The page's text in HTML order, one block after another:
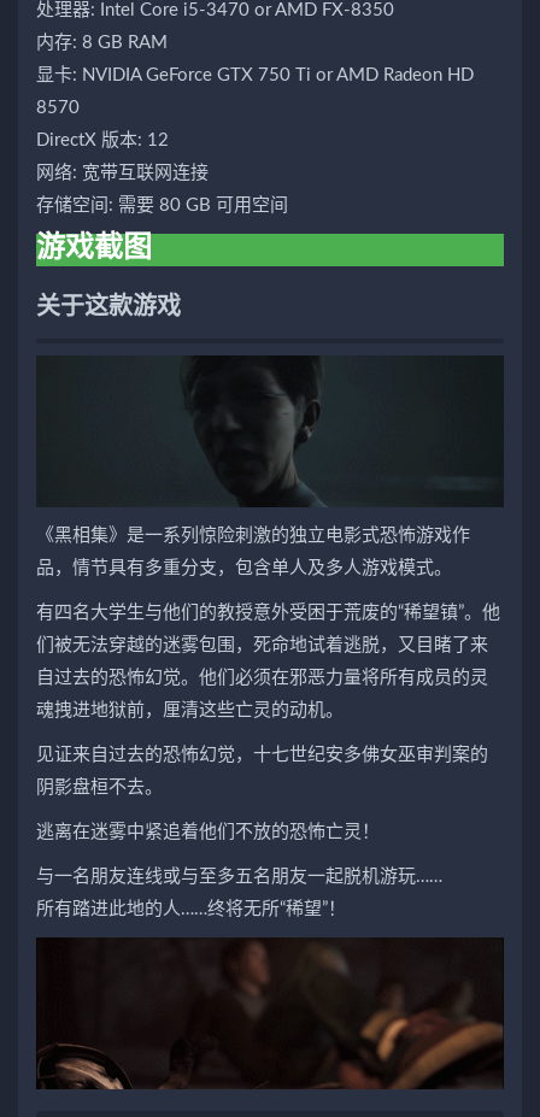
处理器: Intel Core i5-3470 or AMD FX-8350
内存: 8 GB RAM
显卡: NVIDIA GeForce GTX 750 Ti or AMD Radeon HD
8570
DirectX 版本: 12
网络: 宽带互联网连接
存储空间: 需要 80 GB 可用空间
游戏截图
关于这款游戏
《黑相集》是一系列惊险刺激的独立电影式恐怖游戏作
品，情节具有多重分支，包含单人及多人游戏模式。
有四名大学生与他们的教授意外受困于荒废的“稀望镇”。他
们被无法穿越的迷雾包围，死命地试着逃脱，又目睹了来
自过去的恐怖幻觉。他们必须在邪恶力量将所有成员的灵
魂拽进地狱前，厘清这些亡灵的动机。
见证来自过去的恐怖幻觉，十七世纪安多佛女巫审判案的
阴影盘桓不去。
逃离在迷雾中紧追着他们不放的恐怖亡灵！
与一名朋友连线或与至多五名朋友一起脱机游玩……
所有踏进此地的人……终将无所“稀望”！